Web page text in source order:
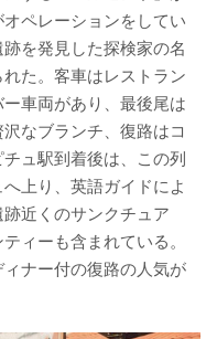
ペレーションをしてい
を発見した探検家の名
た。客車はレストラン
車両があり、最後尾は
なブランチ、復路はコ
ュ駅到着後は、この列
上り、英語ガイドによ
近くのサンクチュア
ィーも含まれている。
ナー付の復路の人気が